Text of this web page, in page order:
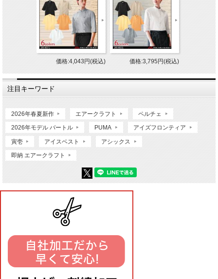
価格:4,043円(税込) 価格:3,795円(税込)
注目キーワード
2026年春夏新作 エアークラフト ペルチェ
2026年モデル バートル PUMA アイズフロンティア
寅壱 アイスベスト アシックス
即納 エアークラフト